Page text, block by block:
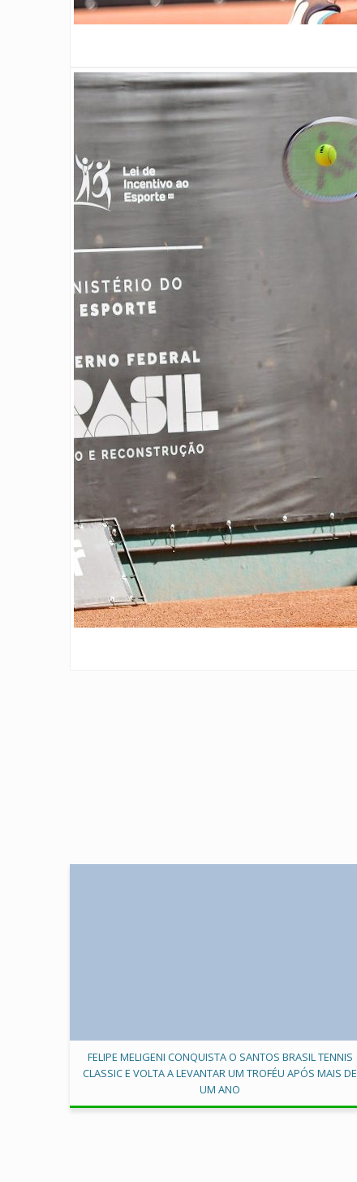
FELIPE MELIGENI CONQUISTA O SANTOS BRASIL TENNIS
CLASSIC E VOLTA A LEVANTAR UM TROFÉU APÓS MAIS DE
UM ANO